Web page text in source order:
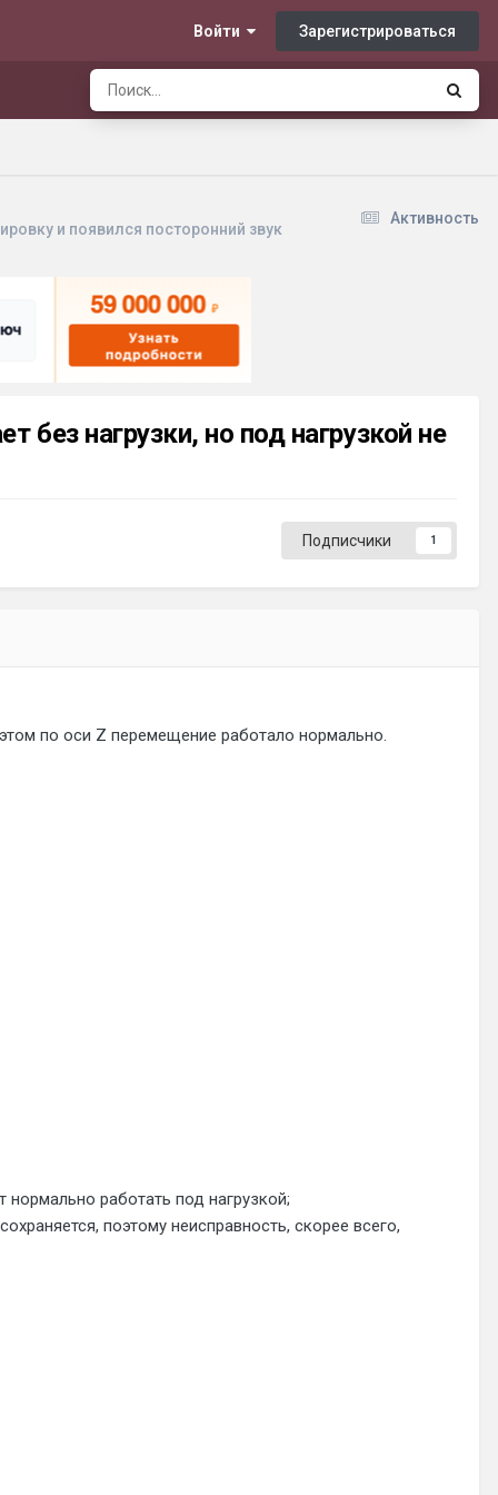
Войти Зарегистрироваться
Активность
и появился посторонний звук
нагрузки, но под нагрузкой не
Подписчики 1
по оси Z перемещение работало нормально.
работать под нагрузкой;
поэтому неисправность, скорее всего,